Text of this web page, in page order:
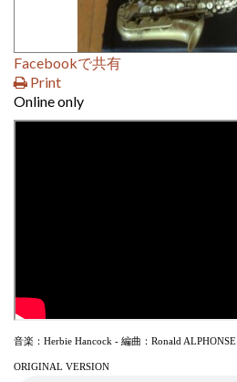
Facebookで共有
Print
Online only
音楽：Herbie Hancock - 編曲：Ronald ALPHONSE
ORIGINAL VERSION